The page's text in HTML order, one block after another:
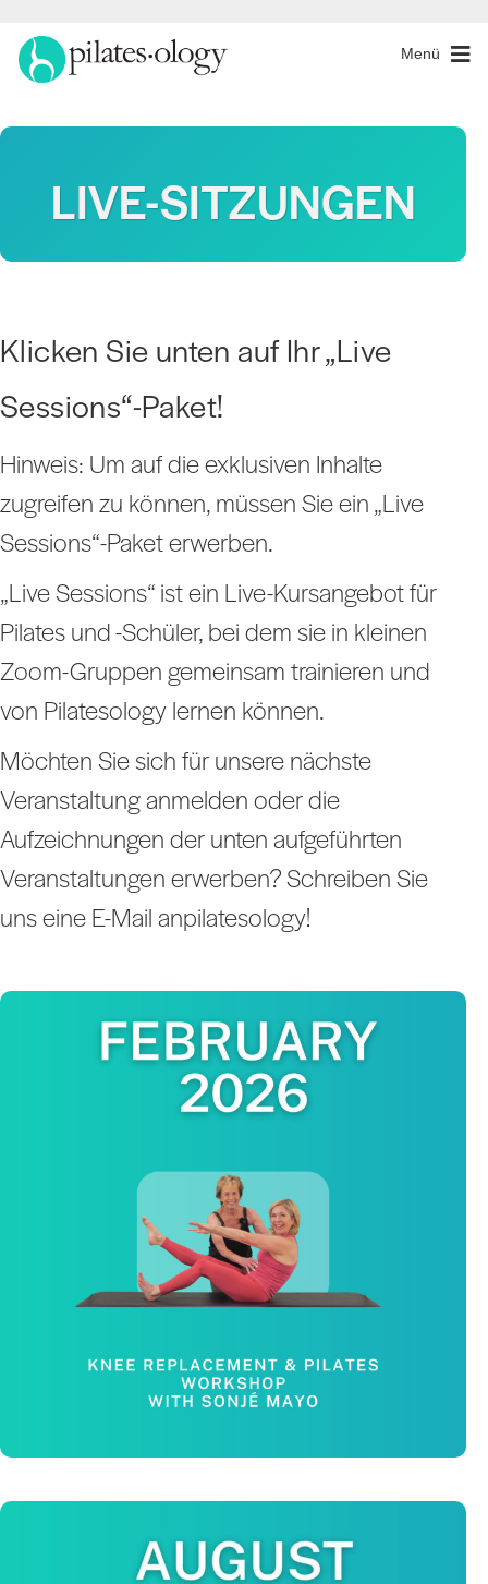
Menü
LIVE-SITZUNGEN
Klicken Sie unten auf Ihr „Live
Sessions“-Paket!
Hinweis: Um auf die exklusiven Inhalte
zugreifen zu können, müssen Sie ein „Live
Sessions“-Paket erwerben.
„Live Sessions“ ist ein Live-Kursangebot für
Pilates und -Schüler, bei dem sie in kleinen
Zoom-Gruppen gemeinsam trainieren und
von Pilatesology lernen können.
Möchten Sie sich für unsere nächste
Veranstaltung anmelden oder die
Aufzeichnungen der unten aufgeführten
Veranstaltungen erwerben? Schreiben Sie
uns eine E-Mail anpilatesology!